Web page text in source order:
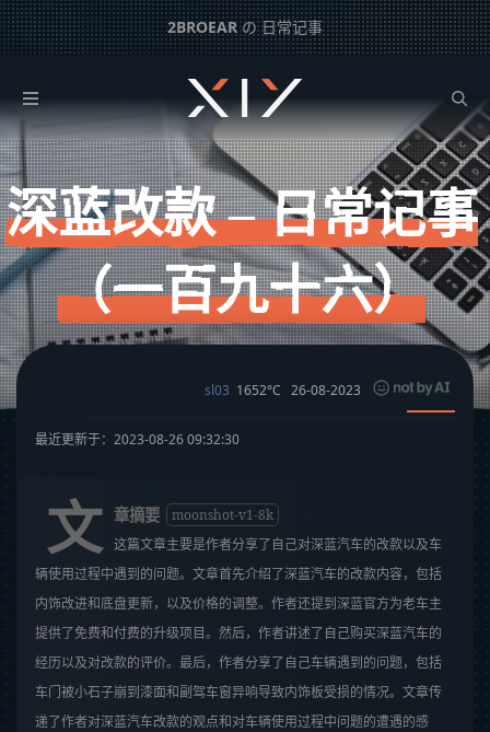
2BROEARの 日常记事
深蓝改款 – 日常记事（一百九十六）
下一篇：关于小日子排放核废水 – 有感而发（三十九）
深蓝改款 – 日常记事
（一百九十六）
sl03 1652°C 26-08-2023
最近更新于：2023-08-26 09:32:30
文 章摘要
moonshot-v1-8k
这篇文章主要是作者分享了自己对深蓝汽车的改款以及车
辆使用过程中遇到的问题。文章首先介绍了深蓝汽车的改款内容，包括
内饰改进和底盘更新，以及价格的调整。作者还提到深蓝官方为老车主
提供了免费和付费的升级项目。然后，作者讲述了自己购买深蓝汽车的
经历以及对改款的评价。最后，作者分享了自己车辆遇到的问题，包括
车门被小石子崩到漆面和副驾车窗异响导致内饰板受损的情况。文章传
递了作者对深蓝汽车改款的观点和对车辆使用过程中问题的遭遇的感